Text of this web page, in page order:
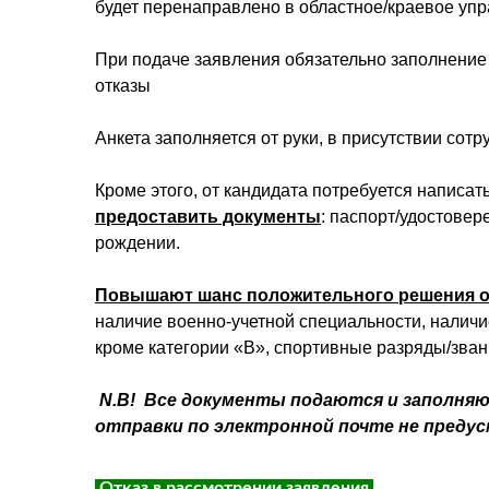
будет перенаправлено в областное/краевое
При подаче заявления обязательно
отказы
Анкета заполняется от руки, в присутствии
Кроме этого, от кандидата потребуется
предоставить документы: паспорт/
рождении.
Повышают шанс положительного решения
наличие военно-учетной специальности,
кроме категории «В», спортивные разряды/
N.B! Все документы подаются и
отправки по электронной почте не